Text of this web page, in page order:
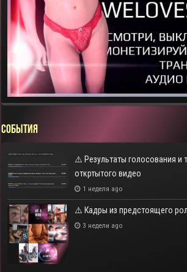
СОБЫТИЯ
⚠️ Результаты голосования и
откртытого видео
1 неделя ago
⚠️ Кадры из предстоящего
3 недели ago